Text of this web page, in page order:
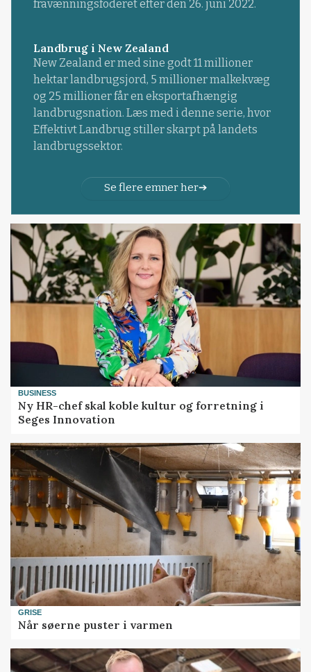
fravænningsfoderet efter den 26. juni 2022.
Landbrug i New Zealand
New Zealand er med sine godt 11 millioner
hektar landbrugsjord, 5 millioner malkekvæg
og 25 millioner får en eksportafhængig
landbrugsnation. Læs med i denne serie, hvor
Effektivt Landbrug stiller skarpt på landets
landbrugssektor.
Se flere emner her
BUSINESS
Ny HR-chef skal koble kultur og forretning i
Seges Innovation
GRISE
Når søerne puster i varmen